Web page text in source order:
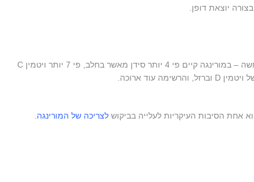
יוצאת דופן.
צמח המורינגה, מכיל כמויות אדירות של ויטמינים. רק לצורך המחשה – במורינגה קיים פי 4 יותר סידן מאשר בחלב, פי 7 יותר ויטמין C
לצריכה של המורינגה